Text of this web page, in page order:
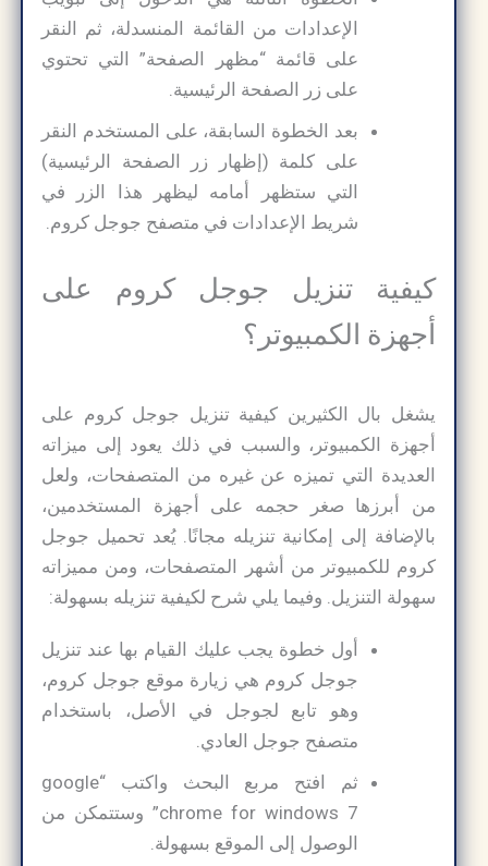
الإعدادات من القائمة المنسدلة، ثم النقر
على قائمة “مظهر الصفحة” التي تحتوي
على زر الصفحة الرئيسية.
بعد الخطوة السابقة، على المستخدم النقر
على كلمة (إظهار زر الصفحة الرئيسية)
التي ستظهر أمامه ليظهر هذا الزر في
شريط الإعدادات في متصفح جوجل كروم.
كيفية تنزيل جوجل كروم على
أجهزة الكمبيوتر؟
يشغل بال الكثيرين كيفية تنزيل جوجل كروم على
أجهزة الكمبيوتر، والسبب في ذلك يعود إلى ميزاته
العديدة التي تميزه عن غيره من المتصفحات، ولعل
من أبرزها صغر حجمه على أجهزة المستخدمين،
بالإضافة إلى إمكانية تنزيله مجانًا. يُعد تحميل جوجل
كروم للكمبيوتر من أشهر المتصفحات، ومن مميزاته
سهولة التنزيل. وفيما يلي شرح لكيفية تنزيله بسهولة:
أول خطوة يجب عليك القيام بها عند تنزيل
جوجل كروم هي زيارة موقع جوجل كروم،
وهو تابع لجوجل في الأصل، باستخدام
متصفح جوجل العادي.
ثم افتح مربع البحث واكتب “google
chrome for windows 7​” وستتمكن من
الوصول إلى الموقع بسهولة.